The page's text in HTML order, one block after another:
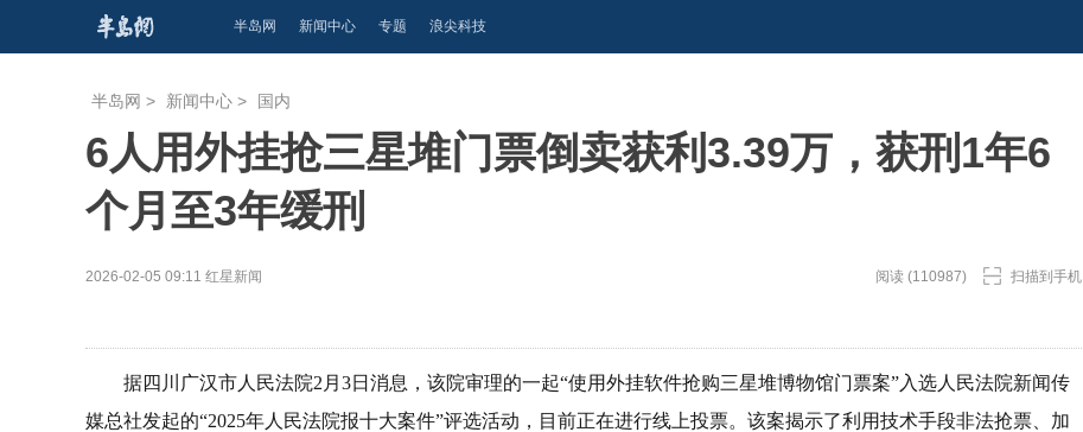
半岛网 新闻中心 专题 浪尖科技
半岛网 > 新闻中心 > 国内
6人用外挂抢三星堆门票倒卖获利3.39万，获刑1年6
个月至3年缓刑
2026-02-05 09:11 红星新闻 阅读 (110987) 扫描到手机
据四川广汉市人民法院2月3日消息，该院审理的一起“使用外挂软件抢购三星堆博物馆门票案”入选人民法院新闻传
媒总社发起的“2025年人民法院报十大案件”评选活动，目前正在进行线上投票。该案揭示了利用技术手段非法抢票、加